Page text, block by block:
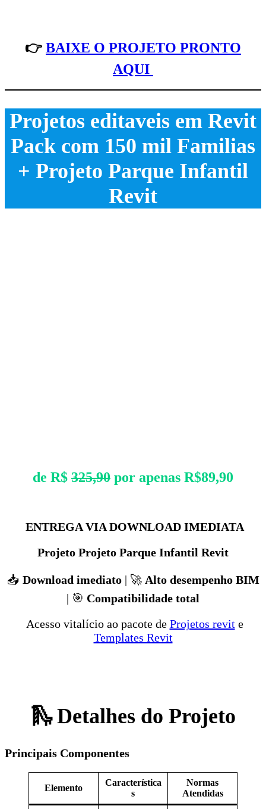
👉 BAIXE O PROJETO PRONTO
AQUI
Projetos editaveis em Revit
Pack com 150 mil Familias
+ Projeto Parque Infantil
Revit
de R$ 325,90 por apenas R$89,90
ENTREGA VIA DOWNLOAD IMEDIATA
Projeto Projeto Parque Infantil Revit
📥 Download imediato| 🚀 Alto desempenho BIM
| 🎯 Compatibilidade total
Acesso vitalício ao pacote de Projetos revite
Templates Revit
🛝 Detalhes do Projeto
Principais Componentes
Elemento
Característica
s
Normas
Atendidas